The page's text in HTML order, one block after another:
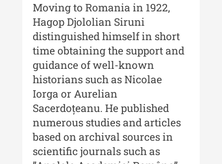
Buletinul ”Ioan Neculce” al
Muzeului de Istorie a Moldovei -
XXIV / 2018
Buletinul ”Ioan Neculce” al
Muzeului de Istorie a Moldovei -
XXIII / 2017
Buletinul ”Ioan Neculce” al
Muzeului de Istorie a Moldovei -
XXII / 2016
Indexul Complet
Moving to Romania in 1922,
Hagop Djololian Siruni
distinguished himself in short
time obtaining the support and
guidance of well-known
historians such as Nicolae
Iorga or Aurelian
Sacerdoțeanu. He published
numerous studies and articles
based on archival sources in
scientific journals such as